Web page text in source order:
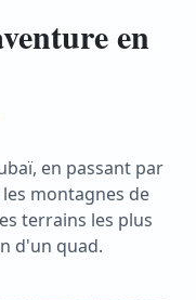
en
en passant par
montagnes de
terrains les plus
d'un quad.